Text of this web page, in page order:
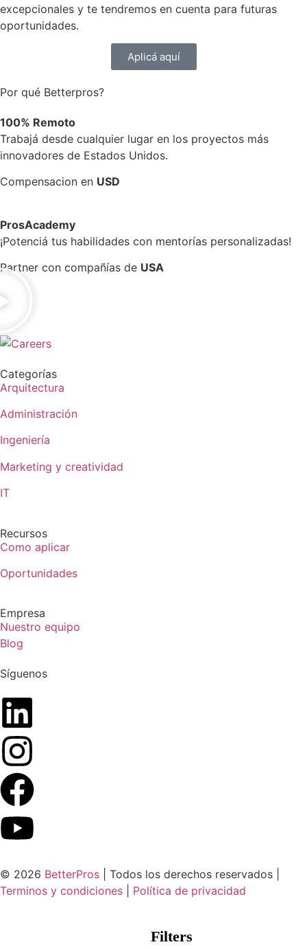
excepcionales y te tendremos en cuenta para futuras
oportunidades.
Aplicá aquí
Por qué Betterpros?
100% Remoto
Trabajá desde cualquier lugar en los proyectos más
innovadores de Estados Unidos.
Compensacion en USD
ProsAcademy
¡Potenciá tus habilidades con mentorías personalizadas!
Partner con compañías de USA
Categorías
Arquitectura
Administración
Ingeniería
Marketing y creatividad
IT
Recursos
Como aplicar
Oportunidades
Empresa
Nuestro equipo
Blog
Síguenos
© 2026 BetterPros | Todos los derechos reservados |
Terminos y condiciones
Política de privacidad
Filters